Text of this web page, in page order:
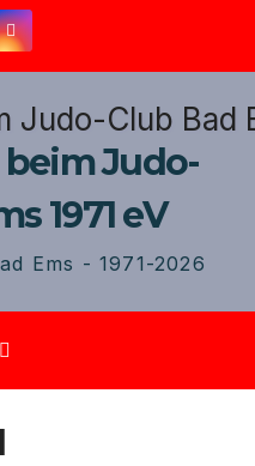
Judo-
1971 eV
Ems - 1971-2026